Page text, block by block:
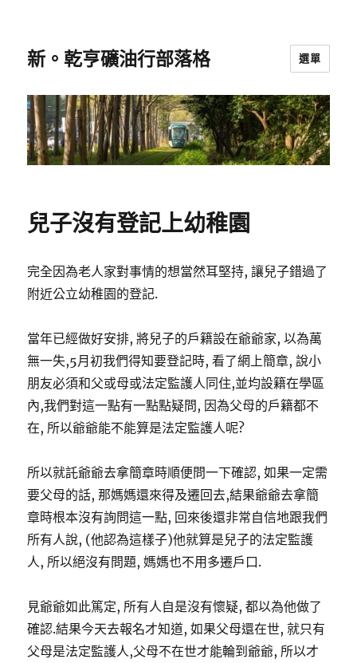
新。乾亨礦油行部落格 選單
兒子沒有登記上幼稚園
完全因為老人家對事情的想當然耳堅持, 讓兒子錯過了
附近公立幼稚園的登記.
當年已經做好安排, 將兒子的戶籍設在爺爺家, 以為萬
無一失,5月初我們得知要登記時, 看了網上簡章, 說小
朋友必須和父或母或法定監護人同住,並均設籍在學區
內,我們對這一點有一點點疑問, 因為父母的戶籍都不
在, 所以爺爺能不能算是法定監護人呢?
所以就託爺爺去拿簡章時順便問一下確認, 如果一定需
要父母的話, 那媽媽還來得及遷回去,結果爺爺去拿簡
章時根本沒有詢問這一點, 回來後還非常自信地跟我們
所有人說, (他認為這樣子)他就算是兒子的法定監護
人, 所以絕沒有問題, 媽媽也不用多遷戶口.
見爺爺如此篤定, 所有人自是沒有懷疑, 都以為他做了
確認.結果今天去報名才知道, 如果父母還在世, 就只有
父母是法定監護人,父母不在世才能輪到爺爺, 所以才